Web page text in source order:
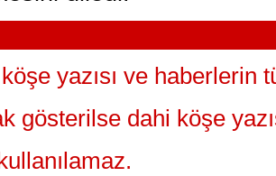
yazısı ve haberlerin
gösterilse dahi köşe